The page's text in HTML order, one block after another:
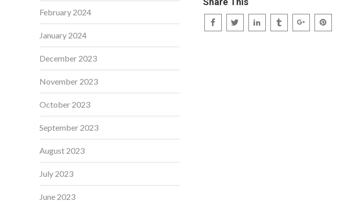
February 2024
January 2024
December 2023
November 2023
October 2023
September 2023
August 2023
July 2023
June 2023